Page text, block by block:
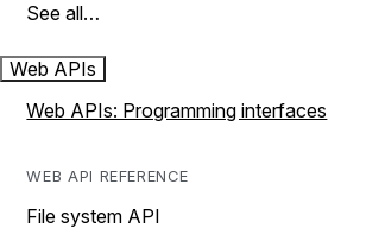
See all…
Web APIs
Web APIs: Programming interfaces
WEB API REFERENCE
File system API